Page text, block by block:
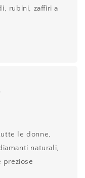
rubini, zaffiri a
le donne,
naturali,